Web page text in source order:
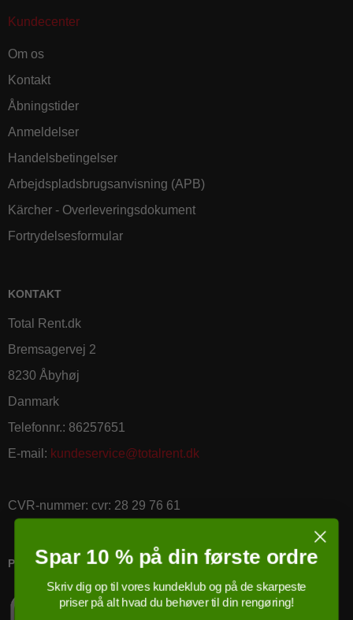
Kundecenter
Om os
Kontakt
Åbningstider
Anmeldelser
Handelsbetingelser
Arbejdspladsbrugsanvisning (APB)
Kärcher - Overleveringsdokument
Fortrydelsesformular
KONTAKT
Total Rent.dk
Bremsagervej 2
8230 Åbyhøj
Danmark
Telefonnr.: 86257651
E-mail : kundeservice@totalrent.dk
CVR-nummer: cvr: 28 29 76 61
PRICERUNNER KØBSGARANTI
Spar 10 % på din første ordre
Skriv dig op til vores kundeklub og på de skarpeste
priser på alt hvad du behøver til din rengøring!